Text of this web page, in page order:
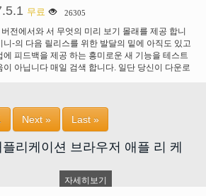
, 안 드 로이드와 iOS 장치를 위한 응용 프로그램
대 한 하나의 계정을 제공 하는 다른 서비스와 달
세스 액세스할 수 있습니다 하나의 계정으로 모든
우리의 친절 한 고객 지원 퍼스널 24 시간 7 일 주
원격 지원. WIFI / 핫스팟 보호. 없음 로깅
니다.
무료 26305
전에서와 서 무엇의 미리 보기 몰래를 제공 합니
니-의 다음 릴리스를 위한 발달의 밑에 아직도 있고
에 피드백을 제공 하는 흥미로운 새 기능을 테스트
아닙니다 매일 검색 합니다. 일단 당신이 다운로
원래 오페라 미니 설치에 변경 없이 만들어집니다.
Next » Last »
리케이션 브라우저 애플 리 케
자세히보기